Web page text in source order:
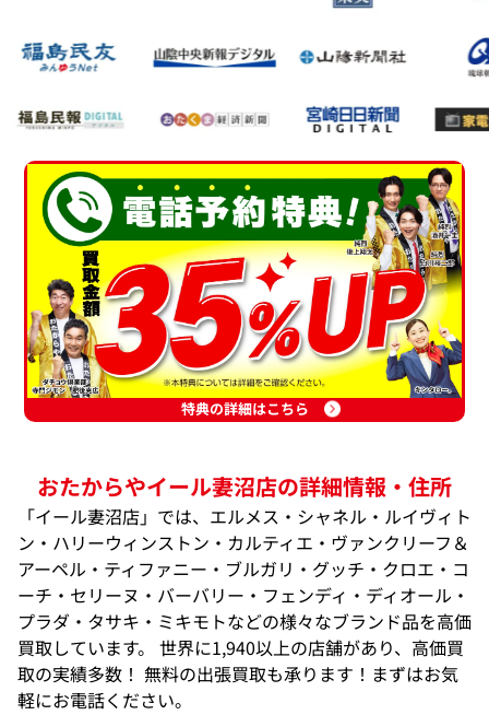
特典の詳細はこちら
おたからやイール妻沼店の詳細情報・住所
「イール妻沼店」では、エルメス・シャネル・ルイヴィト
ン・ハリーウィンストン・カルティエ・ヴァンクリーフ＆
アーペル・ティファニー・ブルガリ・グッチ・クロエ・コ
ーチ・セリーヌ・バーバリー・フェンディ・ディオール・
プラダ・タサキ・ミキモトなどの様々なブランド品を高価
買取しています。 世界に1,940以上の店舗があり、高価買
取の実績多数！ 無料の出張買取も承ります！まずはお気
軽にお電話ください。